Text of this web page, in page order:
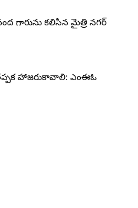
గారును కలిసిన మైత్రి నగర్
తప్పక హాజరుకావాలి: ఎంఈఓ